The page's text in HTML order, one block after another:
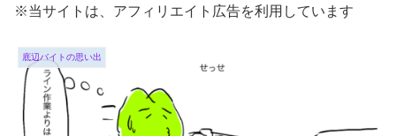
※当サイトは、アフィリエイト広告を利用しています
底辺バイトの思い出